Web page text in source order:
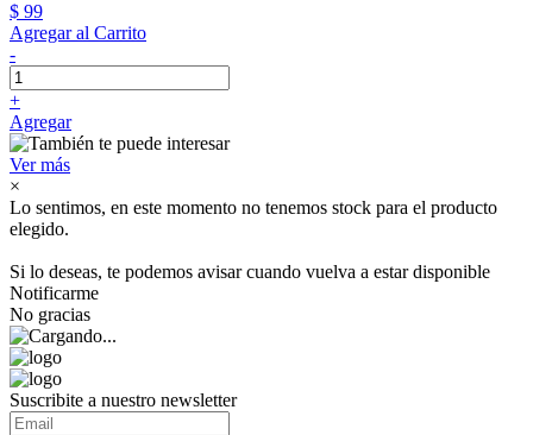
$ 99
Agregar al Carrito
-
+
Agregar
Ver más
×
Lo sentimos, en este momento no tenemos stock para el producto
elegido.
Si lo deseas, te podemos avisar cuando vuelva a estar disponible
Notificarme
No gracias
Suscribite a nuestro newsletter